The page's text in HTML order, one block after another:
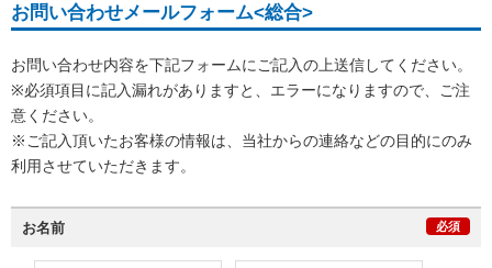
お問い合わせメールフォーム<総合>
お問い合わせ内容を下記フォームにご記入の上送信してください。
※必須項目に記入漏れがありますと、エラーになりますので、ご注
意ください。
※ご記入頂いたお客様の情報は、当社からの連絡などの目的にのみ
利用させていただきます。
必須
お名前